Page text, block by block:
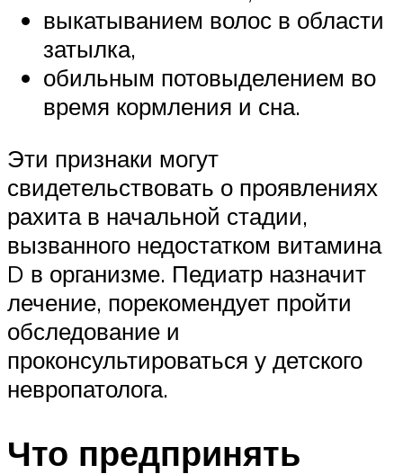
выкатыванием волос в области
затылка,
обильным потовыделением во
время кормления и сна.
Эти признаки могут
свидетельствовать о проявлениях
рахита в начальной стадии,
вызванного недостатком витамина
D в организме. Педиатр назначит
лечение, порекомендует пройти
обследование и
проконсультироваться у детского
невропатолога.
Что предпринять